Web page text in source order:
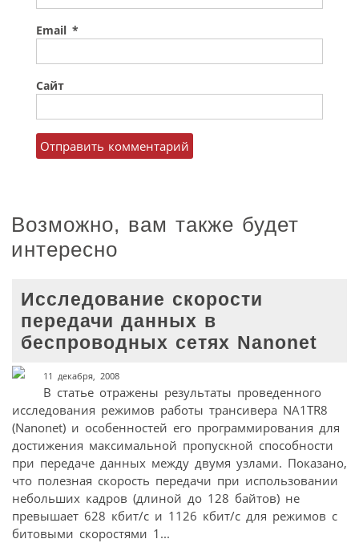
Email *
Сайт
Возможно, вам также будет
интересно
Исследование скорости
передачи данных в
беспроводных сетях Nanonet
11 декабря, 2008
В статье отражены результаты проведенного
исследования режимов работы трансивера NA1TR8
(Nanonet) и особенностей его программирования для
достижения максимальной пропускной способности
при передаче данных между двумя узлами. Показано,
что полезная скорость передачи при использовании
небольших кадров (длиной до 128 байтов) не
превышает 628 кбит/с и 1126 кбит/с для режимов с
битовыми скоростями 1...